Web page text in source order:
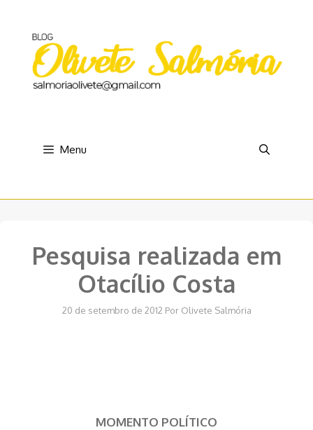
conteúdo
Menu
Pesquisa realizada em
Otacílio Costa
20 de setembro de 2012 Por Olivete Salmória
MOMENTO POLÍTICO